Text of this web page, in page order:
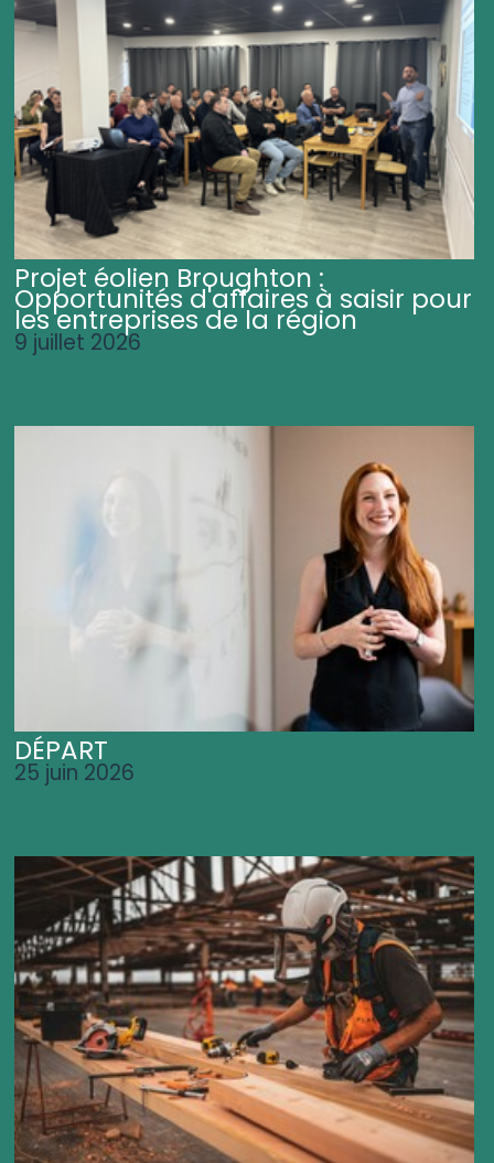
Projet éolien Broughton :
Opportunités d'affaires à saisir pour
les entreprises de la région
9 juillet 2026
DÉPART
25 juin 2026